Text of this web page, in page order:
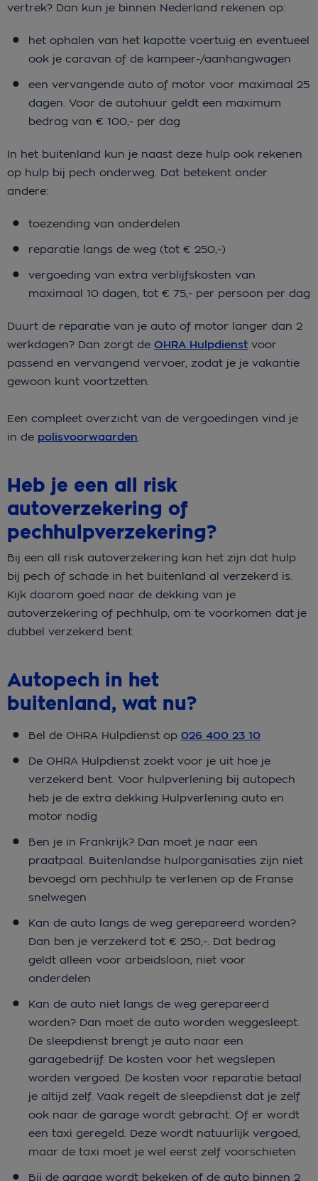
vertrek? Dan kun je binnen Nederland rekenen op:
het ophalen van het kapotte voertuig en eventueel
ook je caravan of de kampeer-/aanhangwagen
een vervangende auto of motor voor maximaal 25
dagen. Voor de autohuur geldt een maximum
bedrag van € 100,- per dag
In het buitenland kun je naast deze hulp ook rekenen
op hulp bij pech onderweg. Dat betekent onder
andere:
toezending van onderdelen
reparatie langs de weg (tot € 250,-)
vergoeding van extra verblijfskosten van
maximaal 10 dagen, tot € 75,- per persoon per dag
Duurt de reparatie van je auto of motor langer dan 2
werkdagen? Dan zorgt de OHRA Hulpdienst voor
passend en vervangend vervoer, zodat je je vakantie
gewoon kunt voortzetten.
Een compleet overzicht van de vergoedingen vind je
in de polisvoorwaarden.
Heb je een all risk
autoverzekering of
pechhulpverzekering?
Bij een all risk autoverzekering kan het zijn dat hulp
bij pech of schade in het buitenland al verzekerd is.
Kijk daarom goed naar de dekking van je
autoverzekering of pechhulp, om te voorkomen dat je
dubbel verzekerd bent.
Autopech in het
buitenland, wat nu?
Bel de OHRA Hulpdienst op 026 400 23 10
De OHRA Hulpdienst zoekt voor je uit hoe je
verzekerd bent. Voor hulpverlening bij autopech
heb je de extra dekking Hulpverlening auto en
motor nodig
Ben je in Frankrijk? Dan moet je naar een
praatpaal. Buitenlandse hulporganisaties zijn niet
bevoegd om pechhulp te verlenen op de Franse
snelwegen
Kan de auto langs de weg gerepareerd worden?
Dan ben je verzekerd tot € 250,-. Dat bedrag
geldt alleen voor arbeidsloon, niet voor
onderdelen
Kan de auto niet langs de weg gerepareerd
worden? Dan moet de auto worden weggesleept.
De sleepdienst brengt je auto naar een
garagebedrijf. De kosten voor het wegslepen
worden vergoed. De kosten voor reparatie betaal
je altijd zelf. Vaak regelt de sleepdienst dat je zelf
ook naar de garage wordt gebracht. Of er wordt
een taxi geregeld. Deze wordt natuurlijk vergoed,
maar de taxi moet je wel eerst zelf voorschieten
Bij de garage wordt bekeken of de auto binnen 2